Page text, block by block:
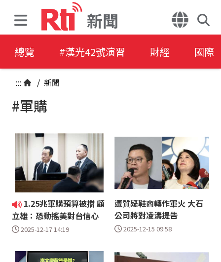
新聞
總覽 #漢光42號演習 財經 國際
::: / 新聞
#軍購
1.25兆軍購預算被擋 顧
立雄：恐動搖美對台信心
2025-12-17 14:19
遭質疑鞋商轉作軍火 大石
公司將對凌濤提告
2025-12-15 09:58